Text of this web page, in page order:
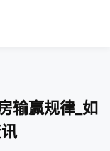
输赢规律_如